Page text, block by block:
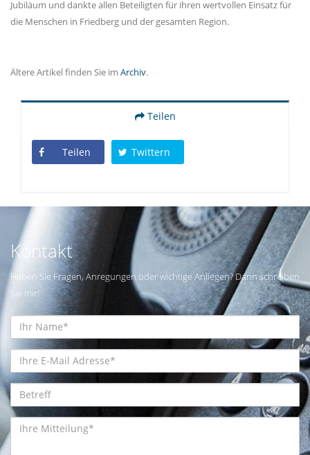
Jubiläum und dankte allen Beteiligten für ihren wertvollen Einsatz für
die Menschen in Friedberg und der gesamten Region.
Ältere Artikel finden Sie im Archiv.
Teilen
Teilen Twittern
Kontakt
Haben Sie Fragen, Anregungen oder wichtige Anliegen? Dann schreiben
Sie mir!